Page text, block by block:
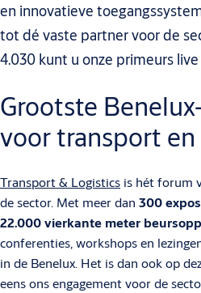
en innovatieve
tot dé vaste partner voor de
4.030 kunt u onze primeurs
Grootste
voor transport
Transport & Logistics is hét forum
de sector. Met meer dan 300
22.000 vierkante meter
conferenties, workshops en
in de Benelux. Het is dan ook op
eens ons engagement voor de